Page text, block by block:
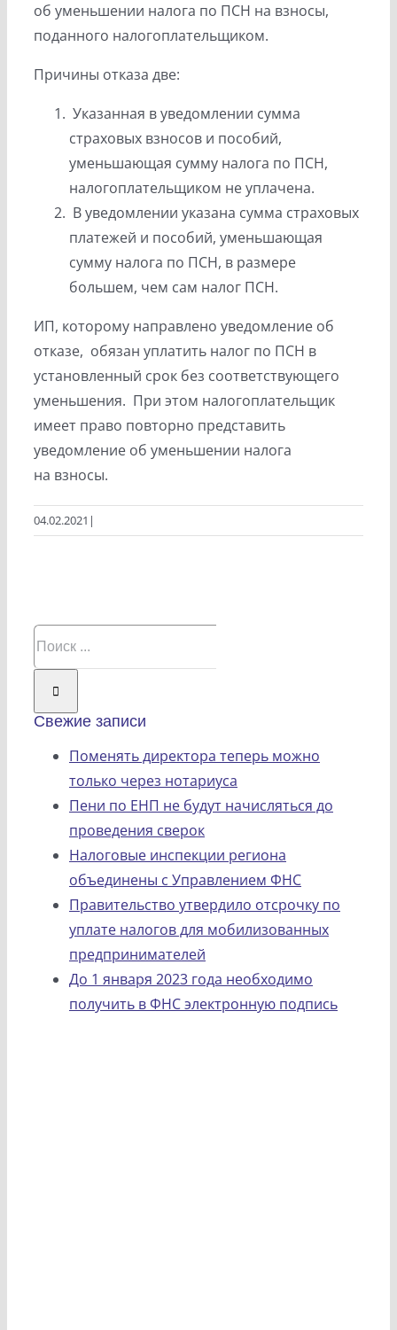
об уменьшении налога по ПСН на взносы,
поданного налогоплательщиком.
Причины отказа две:
Указанная в уведомлении сумма
страховых взносов и пособий,
уменьшающая сумму налога по ПСН,
налогоплательщиком не уплачена.
В уведомлении указана сумма страховых
платежей и пособий, уменьшающая
сумму налога по ПСН, в размере
большем, чем сам налог ПСН.
ИП, которому направлено уведомление об
отказе, обязан уплатить налог по ПСН в
установленный срок без соответствующего
уменьшения. При этом налогоплательщик
имеет право повторно представить
уведомление об уменьшении налога
на взносы.
04.02.2021 |
Результат
поиска:
Свежие записи
Поменять директора теперь можно
только через нотариуса
Пени по ЕНП не будут начисляться до
проведения сверок
Налоговые инспекции региона
объединены с Управлением ФНС
Правительство утвердило отсрочку по
уплате налогов для мобилизованных
предпринимателей
До 1 января 2023 года необходимо
получить в ФНС электронную подпись